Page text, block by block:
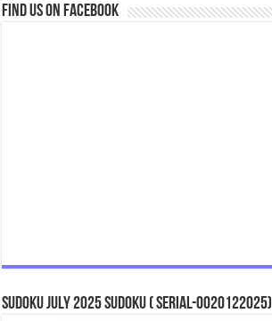
Find us on Facebook
Sudoku July 2025 Sudoku ( Serial-0020122025)